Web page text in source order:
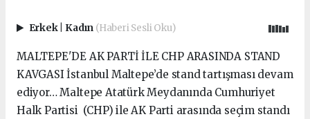
Erkek Kadın (Haberi Sesli Oku)
MALTEPE'DE AK PARTİ İLE CHP ARASINDA STAND
KAVGASI İstanbul Maltepe’de stand tartışması devam
ediyor… Maltepe Atatürk Meydanında Cumhuriyet
Halk Partisi (CHP) ile AK Parti arasında seçim standı